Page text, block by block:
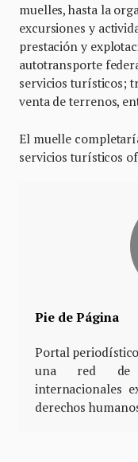
muelles, hasta la
excursiones y
prestación y
autotransporte
servicios turísticos;
venta de terrenos,
El muelle
servicios turísticos
Pie de Página
Portal
una red de
internacionales
derechos